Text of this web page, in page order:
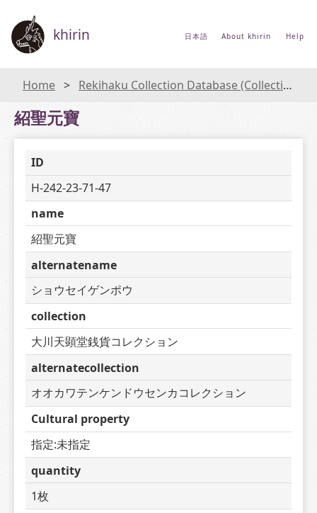
khirin 日本語 About khirin Help
Home Rekihaku Collection Database (Collections Database of the National Museum of Japanese History)
紹聖元寶
ID
H-242-23-71-47
name
紹聖元寶
alternatename
ショウセイゲンポウ
collection
大川天顕堂銭貨コレクション
alternatecollection
オオカワテンケンドウセンカコレクション
Cultural property
指定:未指定
quantity
1枚